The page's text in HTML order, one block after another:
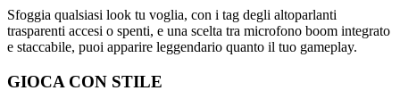
Sfoggia qualsiasi look tu voglia, con i tag degli altoparlanti
trasparenti accesi o spenti, e una scelta tra microfono boom integrato
e staccabile, puoi apparire leggendario quanto il tuo gameplay.
GIOCA CON STILE